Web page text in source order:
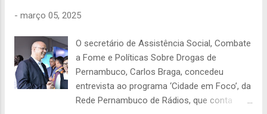
direitos com atuação direta no
espaço que construímos a muitas mãos
diretrizes que asseguram que nenhuma
criança ou adolescente seja deixado para
trás”, frisou a secretária Yanne Teles. Em
sua fala, a secretária também apresentou
- março 05, 2025
O secretário de Assistência Social, Combate
a Fome e Políticas Sobre Drogas de
Pernambuco, Carlos Braga, concedeu
entrevista ao programa ‘Cidade em Foco’, da
Rede Pernambuco de Rádios, que conta